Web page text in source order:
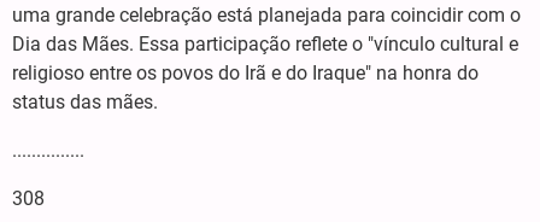
uma grande celebração está planejada para coincidir com o
Dia das Mães. Essa participação reflete o "vínculo cultural e
religioso entre os povos do Irã e do Iraque" na honra do
status das mães.
...............
308